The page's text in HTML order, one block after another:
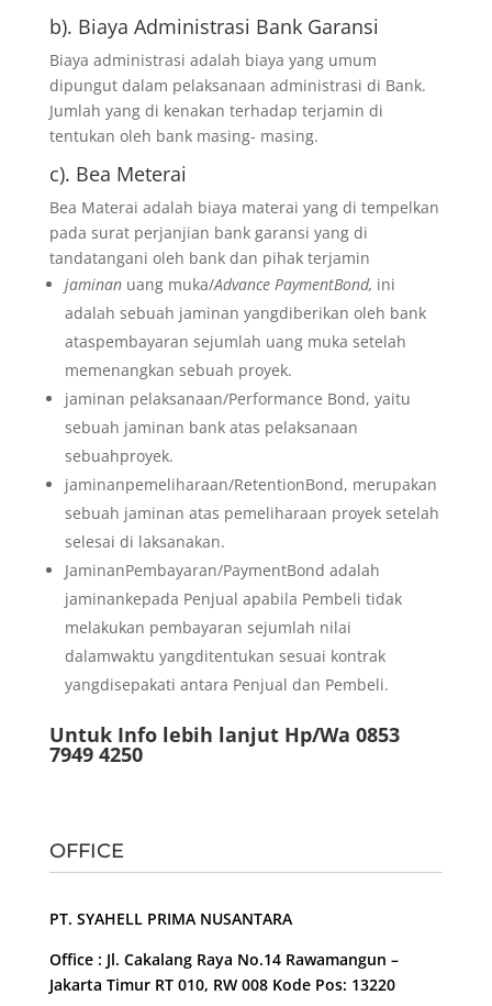
b). Biaya Administrasi Bank Garansi
Biaya administrasi adalah biaya yang umum
dipungut dalam pelaksanaan administrasi di Bank.
Jumlah yang di kenakan terhadap terjamin di
tentukan oleh bank masing- masing.
c). Bea Meterai
Bea Materai adalah biaya materai yang di tempelkan
pada surat perjanjian bank garansi yang di
tandatangani oleh bank dan pihak terjamin
jaminan uang muka/Advance PaymentBond, ini
adalah sebuah jaminan yangdiberikan oleh bank
ataspembayaran sejumlah uang muka setelah
memenangkan sebuah proyek.
jaminan pelaksanaan/Performance Bond, yaitu
sebuah jaminan bank atas pelaksanaan
sebuahproyek.
jaminanpemeliharaan/RetentionBond, merupakan
sebuah jaminan atas pemeliharaan proyek setelah
selesai di laksanakan.
JaminanPembayaran/PaymentBond adalah
jaminankepada Penjual apabila Pembeli tidak
melakukan pembayaran sejumlah nilai
dalamwaktu yangditentukan sesuai kontrak
yangdisepakati antara Penjual dan Pembeli.
Untuk Info lebih lanjut Hp/Wa 0853
7949 4250
OFFICE
PT. SYAHELL PRIMA NUSANTARA
Office : Jl. Cakalang Raya No.14 Rawamangun –
Jakarta Timur RT 010, RW 008 Kode Pos: 13220